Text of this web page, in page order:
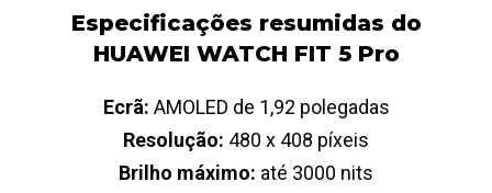
Especificações resumidas do
HUAWEI WATCH FIT 5 Pro
Ecrã: AMOLED de 1,92 polegadas
Resolução: 480 x 408 píxeis
Brilho máximo: até 3000 nits